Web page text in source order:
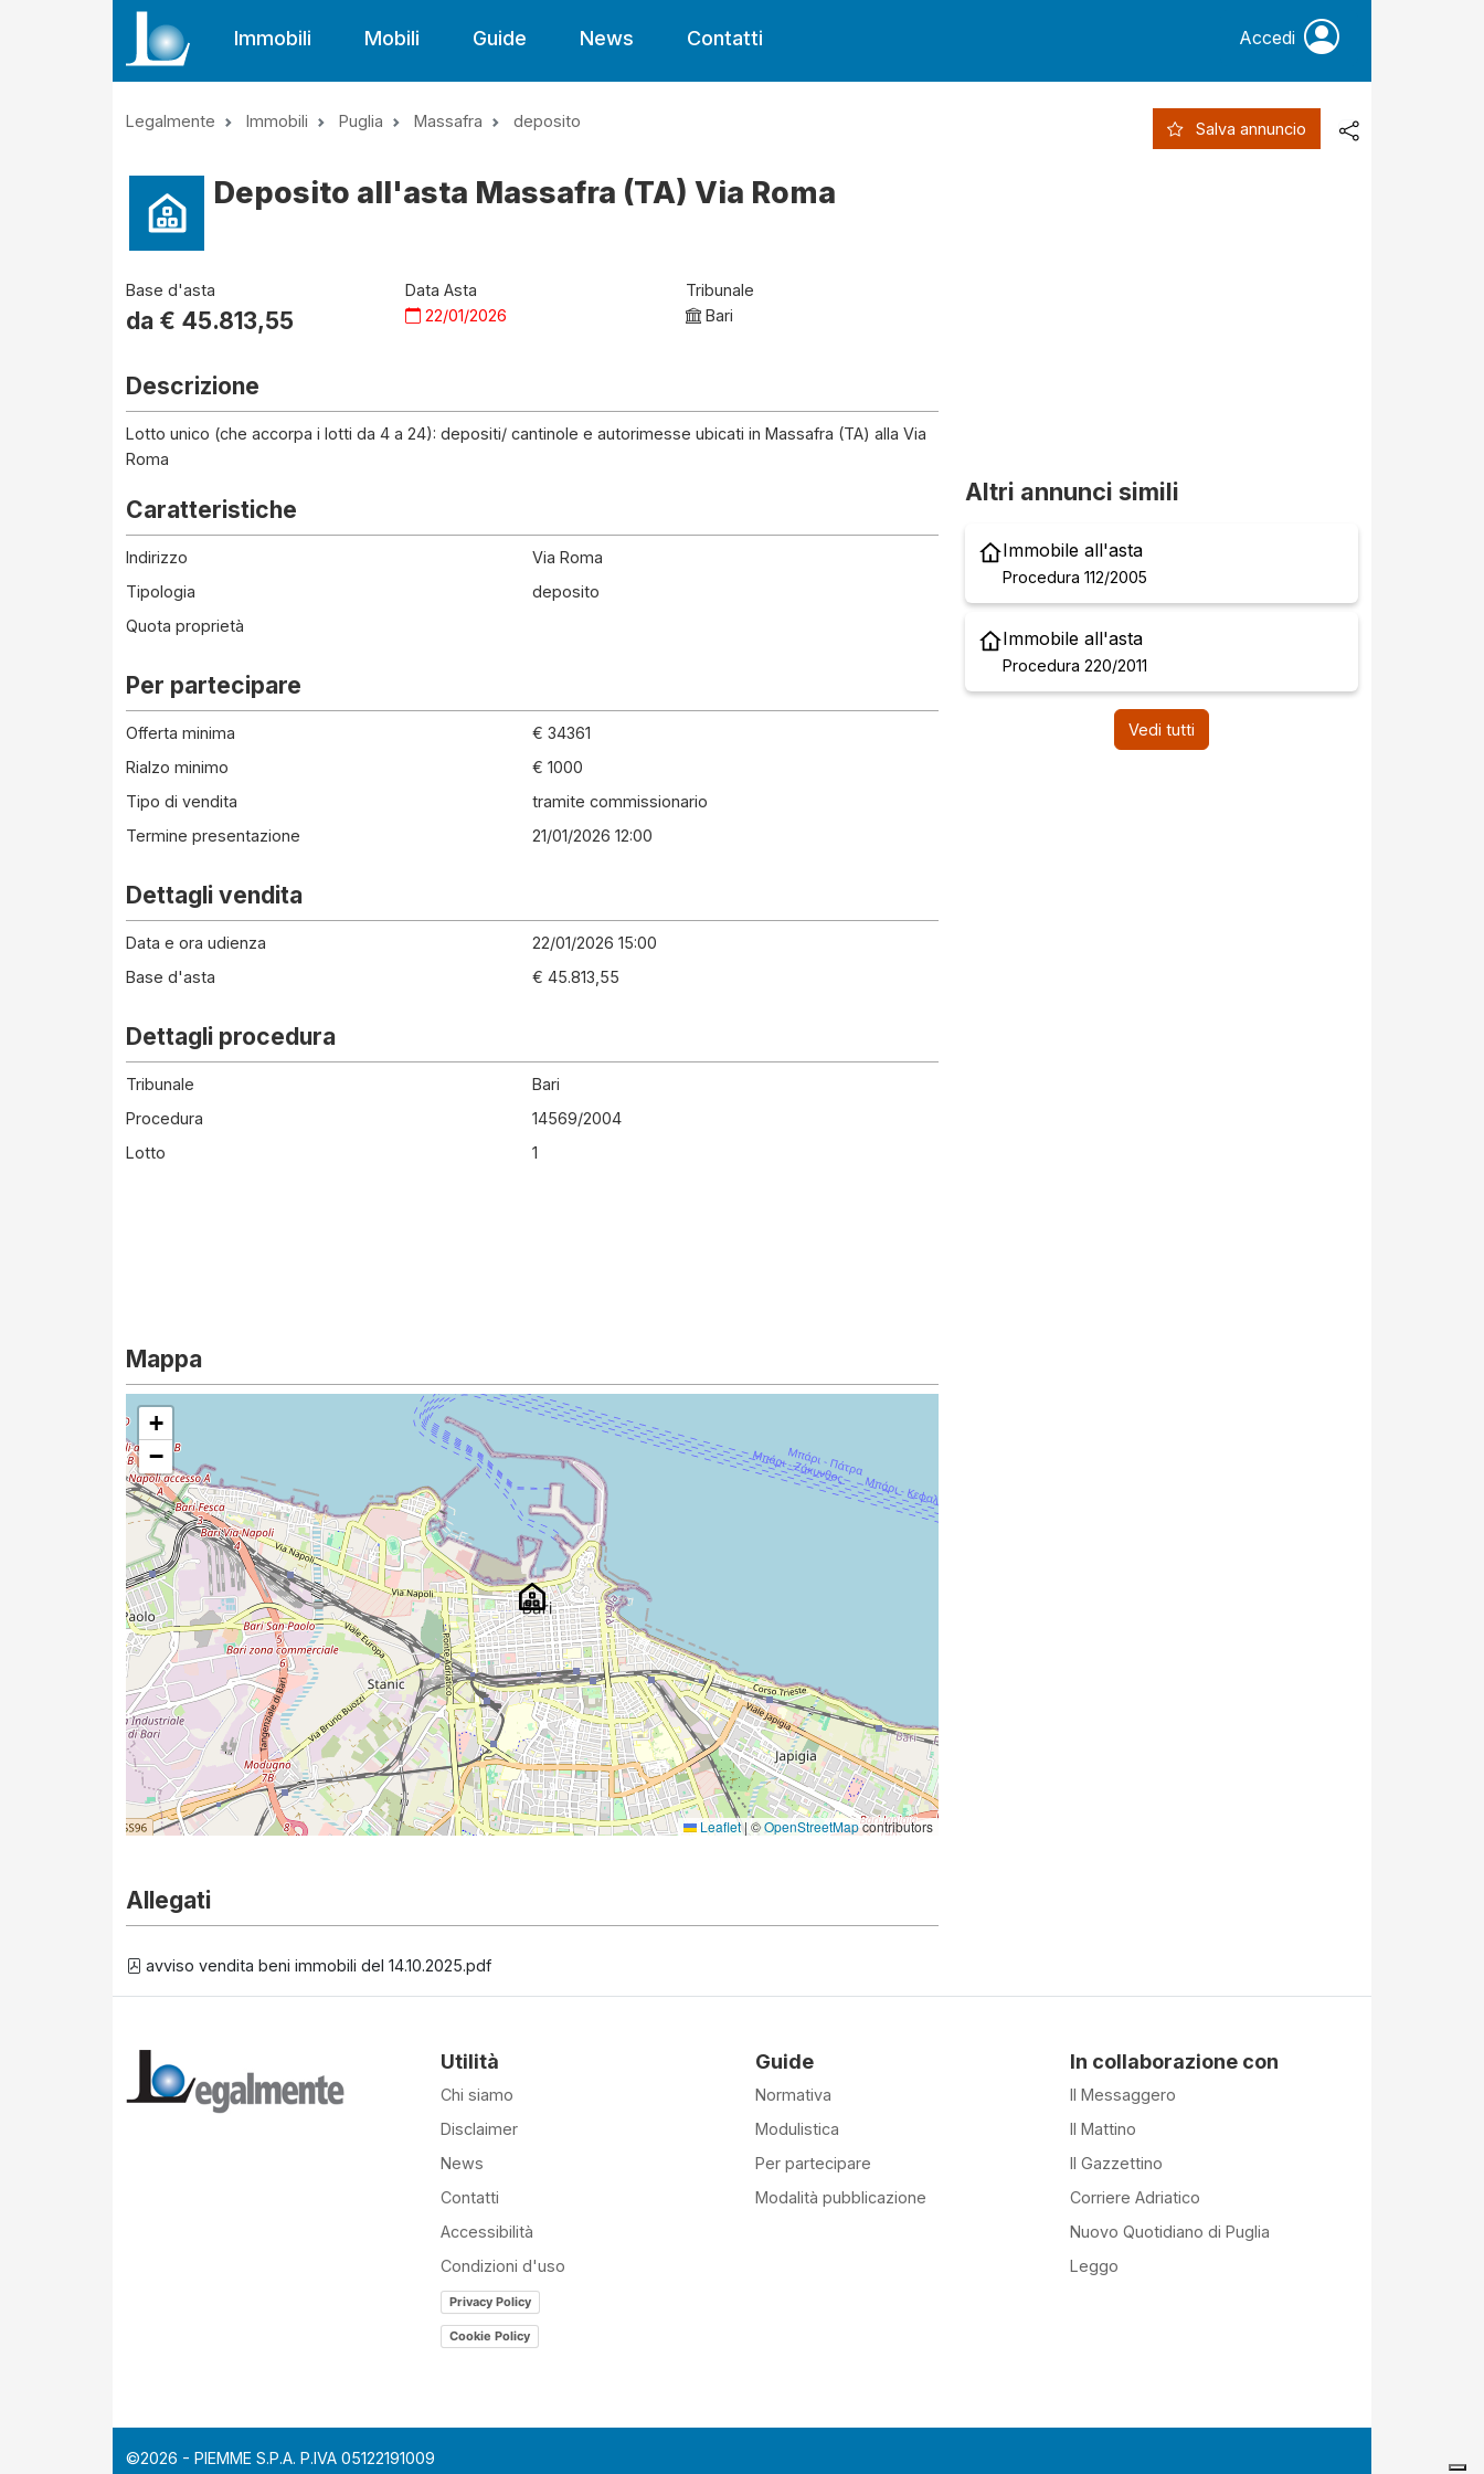
Immobili Mobili Guide News Contatti Accedi
Legalmente Immobili Puglia Massafra deposito Salva annuncio
Deposito all'asta Massafra (TA) Via Roma
Base d'asta
da € 45.813,55
Data Asta
22/01/2026
Tribunale
Bari
Descrizione
Lotto unico (che accorpa i lotti da 4 a 24): depositi/ cantinole e autorimesse ubicati in Massafra (TA) alla Via
Roma
Caratteristiche
Indirizzo
Via Roma
Tipologia
deposito
Quota proprietà
Per partecipare
Offerta minima
€ 34361
Rialzo minimo
€ 1000
Tipo di vendita
tramite commissionario
Termine presentazione
21/01/2026 12:00
Dettagli vendita
Data e ora udienza
22/01/2026 15:00
Base d'asta
€ 45.813,55
Dettagli procedura
Tribunale
Bari
Procedura
14569/2004
Lotto
1
Mappa
+
−
Leaflet| ©OpenStreetMapcontributors
Allegati
avviso vendita beni immobili del 14.10.2025.pdf
Altri annunci simili
Immobile all'asta
Procedura 112/2005
Immobile all'asta
Procedura 220/2011
Vedi tutti
Utilità
Chi siamo
Disclaimer
News
Contatti
Accessibilità
Condizioni d'uso
Privacy Policy
Cookie Policy
Guide
Normativa
Modulistica
Per partecipare
Modalità pubblicazione
In collaborazione con
Il Messaggero
Il Mattino
Il Gazzettino
Corriere Adriatico
Nuovo Quotidiano di Puglia
Leggo
©2026 - PIEMME S.P.A. P.IVA 05122191009